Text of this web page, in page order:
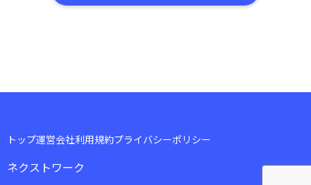
トップ運営会社利用規約プライバシーポリシー
ネクストワーク